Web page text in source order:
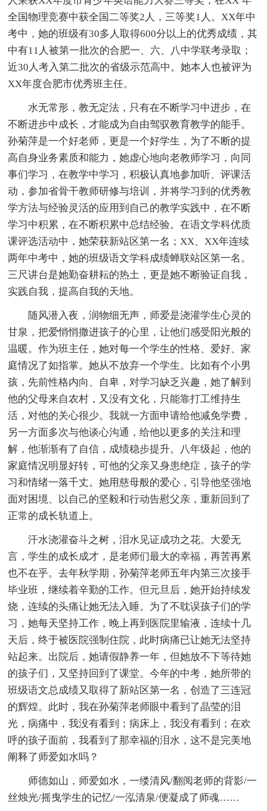
全国物理竞赛中获全国二等奖2人，三等奖1人。XX年中
考中，她的班级有30多人取得600分以上的优秀成绩，其
中有11人被第一批次的合肥一、六、八中学联考录取；
近30人考入第二批次的省级示范高中。她本人也被评为
XX年度合肥市优秀班主任。
水无常形，教无定法，只有在不断学习中进步，在
不断进步中成长，才能成为自由驾驭教育教学的能手。
孙菊萍是一个好老师，更是一个好学生，为了不断的提
高自身业务素质和能力，她虚心地向老教师学习，向同
事们学习，在教学中学习，积极认真地参加听、评课活
动，参加省骨干教师研修与培训，并将学习到的优秀教
学方法与经验灵活的应用到自己的教学实践中，在不断
学习中积累，在不断积累中总结经验。在语文学科优质
课评选活动中，她荣获新站区第一名；XX、XX年连续
两年中考中，她的班级语文学科成绩蝉联站区第一名。
三尺讲台是她勤奋耕耘的热土，更是她不断验证自我，
实践自我，提高自我的天地。
随风潜入夜，润物细无声，师爱是浇灌学生心灵的
甘泉，把爱悄悄撒进孩子的心里，让他们感受阳光般的
温暖。作为班主任，她对每一个学生的性格、爱好、家
庭情况了如指掌。她从不放弃一个学生。比如有个小男
孩，先前性格内向、自卑，对学习缺乏兴趣，她了解到
他的父母来自农村，又没有文化，只能靠打工维持生
活，对他的关心很少。我就一方面申请给他减免学费，
另一方面多次与他谈心沟通，给他以更多的关注和理
解，他渐渐有了自信，成绩稳步提升。八年级起，他的
家庭情况明显好转，可他的父亲又身患绝症，孩子的学
习和情绪一落千丈。她用慈母般的爱心，引导他坚强地
面对困境、以自己的坚毅和行动告慰父亲，重新回到了
正常的成长轨道上。
汗水浇灌奋斗之树，泪水见证成功之花。大爱无
言，学生的成长成才，是老师们最大的幸福，再苦再累
也不在乎。去年秋学期，孙菊萍老师五年内第三次接手
毕业班，继续着辛勤的工作。但元旦后，她开始持续发
烧，连续的头痛让她无法入睡。为了不耽误孩子们的学
习，她每天坚持工作，晚上再到医院里输液，连续十几
天后，终于被医院强制住院，此时病痛已让她无法坚持
站起来。出院后，她请假静养一年，但她放不下等待她
的孩子们，又坚持回到了课堂。今年的中考，她所带的
班级语文总成绩又取得了新站区第一名，创造了三连冠
的辉煌。此时，我在孙菊萍老师眼中看到了晶莹的泪
光，病痛中，我没有看到；病床上，我没有看到；在欢
呼的孩子面前，我看到了那幸福的泪水，这不是完美地
阐释了师爱如水吗？
师德如山，师爱如水，一缕清风/翻阅老师的背影/一
丝烛光/摇曳学生的记忆/一泓清泉/便凝成了师魂……